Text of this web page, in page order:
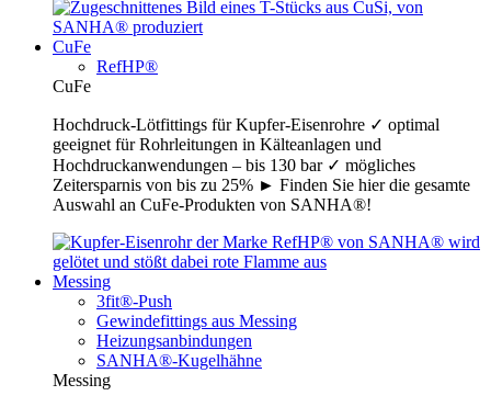
CuFe
RefHP®
CuFe
Hochdruck-Lötfittings für Kupfer-Eisenrohre ✓ optimal
geeignet für Rohrleitungen in Kälteanlagen und
Hochdruckanwendungen – bis 130 bar ✓ mögliches
Zeitersparnis von bis zu 25% ► Finden Sie hier die gesamte
Auswahl an CuFe-Produkten von SANHA®!
Messing
3fit®-Push
Gewindefittings aus Messing
Heizungsanbindungen
SANHA®-Kugelhähne
Messing